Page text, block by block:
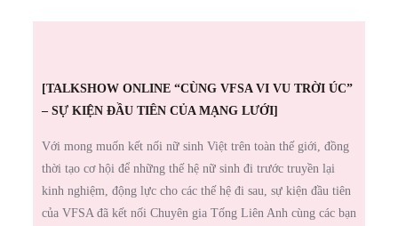
[TALKSHOW ONLINE “CÙNG VFSA VI VU TRỜI ÚC”
– SỰ KIỆN ĐẦU TIÊN CỦA MẠNG LƯỚI]
Với mong muốn kết nối nữ sinh Việt trên toàn thế giới, đồng
thời tạo cơ hội để những thế hệ nữ sinh đi trước truyền lại
kinh nghiệm, động lực cho các thế hệ đi sau, sự kiện đầu tiên
của VFSA đã kết nối Chuyên gia Tống Liên Anh cùng các bạn